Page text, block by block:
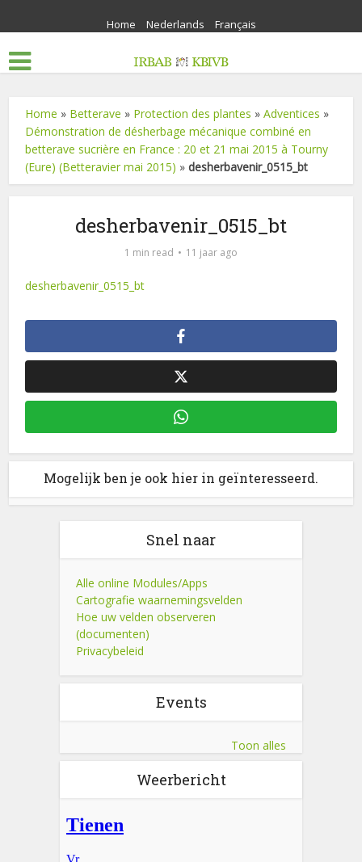
Home Nederlands Français
Home » Betterave » Protection des plantes »Adventices »
Démonstration de désherbage mécanique combiné en
betterave sucrière en France : 20 et 21 mai 2015 à Tourny
(Eure) (Betteravier mai 2015) »desherbavenir_0515_bt
desherbavenir_0515_bt
1 min read 11 jaar ago
desherbavenir_0515_bt
Mogelijk ben je ook hier in geïnteresseerd.
Snel naar
Alle online Modules/Apps
Cartografie waarnemingsvelden
Hoe uw velden observeren
(documenten)
Privacybeleid
Events
Toon alles
Weerbericht